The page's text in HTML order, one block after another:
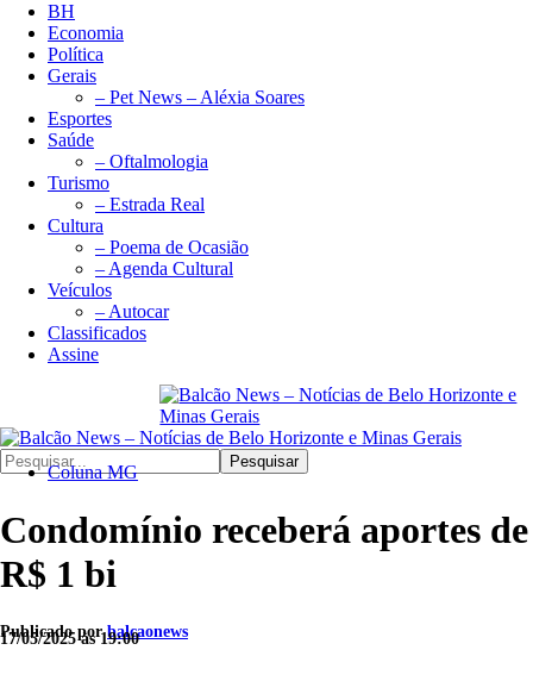
BH
Economia
Política
Gerais
– Pet News – Aléxia Soares
Esportes
Saúde
– Oftalmologia
Turismo
– Estrada Real
Cultura
– Poema de Ocasião
– Agenda Cultural
Veículos
– Autocar
Classificados
Assine
Pesquisar
Coluna MG
Condomínio receberá aportes de
R$ 1 bi
Publicado porbalcaonews
17/05/2025 às 19:00